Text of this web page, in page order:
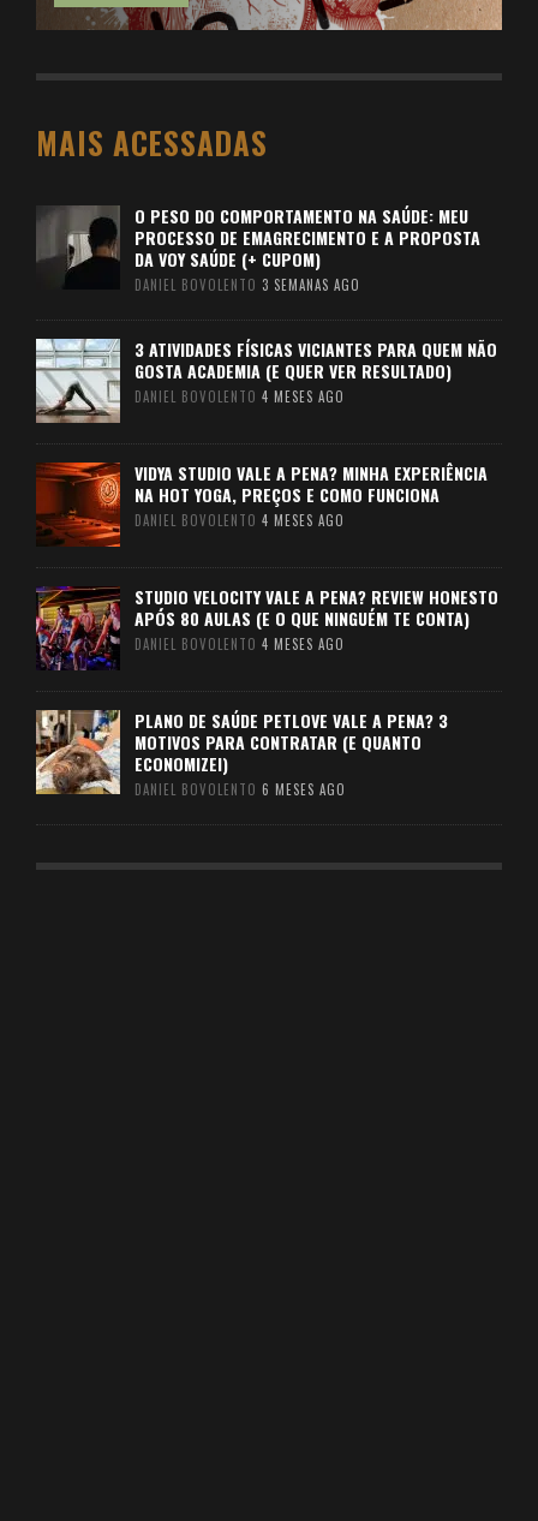
MAIS ACESSADAS
O PESO DO COMPORTAMENTO NA SAÚDE: MEU
PROCESSO DE EMAGRECIMENTO E A PROPOSTA
DA VOY SAÚDE (+ CUPOM)
DANIEL BOVOLENTO 3 SEMANAS AGO
3 ATIVIDADES FÍSICAS VICIANTES PARA QUEM NÃO
GOSTA ACADEMIA (E QUER VER RESULTADO)
DANIEL BOVOLENTO 4 MESES AGO
VIDYA STUDIO VALE A PENA? MINHA EXPERIÊNCIA
NA HOT YOGA, PREÇOS E COMO FUNCIONA
DANIEL BOVOLENTO 4 MESES AGO
STUDIO VELOCITY VALE A PENA? REVIEW HONESTO
APÓS 80 AULAS (E O QUE NINGUÉM TE CONTA)
DANIEL BOVOLENTO 4 MESES AGO
PLANO DE SAÚDE PETLOVE VALE A PENA? 3
MOTIVOS PARA CONTRATAR (E QUANTO
ECONOMIZEI)
DANIEL BOVOLENTO 6 MESES AGO